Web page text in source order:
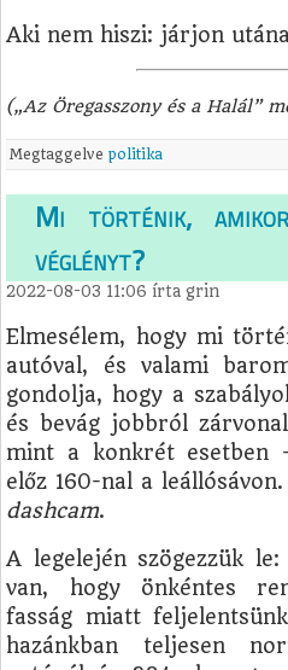
Aki nem hiszi: járjon
(„Az Öregasszony és a Halál”
Megtaggelvepolitika
Mi történik,
véglényt?
2022-08-03 11:06 írtagrin
Elmesélem, hogy mi
autóval, és valami
gondolja, hogy a
és bevág jobbról
mint a konkrét esetben
előz 160-nal a
dashcam.
A legelején szögezzük
van, hogy önkéntes
fasság miatt
hazánkban teljesen